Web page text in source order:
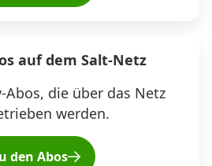
auf dem Salt-Netz
Abos, die über das Netz
werden.
den Abos